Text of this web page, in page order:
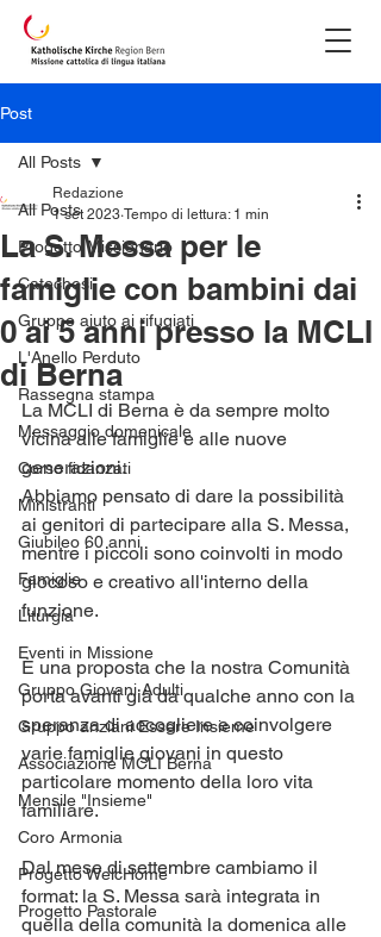
Post
All Posts
Progetto Missionario
Catechesi
Gruppo aiuto ai rifugiati
L'Anello Perduto
Rassegna stampa
Messaggio domenicale
Corso fidanzati
Ministranti
Giubileo 60 anni
Famiglie
Liturgia
Eventi in Missione
Gruppo Giovani Adulti
Gruppo anziani Essere Insieme
Associazione MCLI Berna
Mensile "Insieme"
Coro Armonia
Progetto WelcHome
Progetto Pastorale
All Posts
La S. Messa per le
famiglie con bambini dai
0 ai 5 anni presso la MCLI
di Berna
Redazione
1 set 2023 Tempo di lettura: 1 min
La MCLI di Berna è da sempre molto
vicina alle famiglie e alle nuove
generazioni.
Abbiamo pensato di dare la possibilità
ai genitori di partecipare alla S. Messa,
mentre i piccoli sono coinvolti in modo
giocoso e creativo all'interno della
funzione.
È una proposta che la nostra Comunità
porta avanti già da qualche anno con la
speranza di accogliere e coinvolgere
varie famiglie giovani in questo
particolare momento della loro vita
familiare.
Dal mese di settembre cambiamo il
format: la S. Messa sarà integrata in
quella della comunità la domenica alle